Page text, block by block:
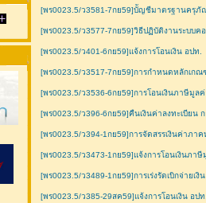
[พร0023.5/ว3581-7กย59]บััญชีมาตรฐานครุภั
[พร0023.5/ว3577-7กย59]วิธีปฏิบัติงานระบบค
[พร0023.5/ว401-6กย59]แจ้งการโอนเงิน อปท.
[พร0023.5/ว3517-7กย59]การกำหนดหลักเก
[พร0023.5/ว3536-6กย59]การโอนเงินภาษีมูล
[พร0023.5/ว396-6กย59]คืนเงินค่าลงทะเบียน
[พร0023.5/ว394-1กย59]การจัดสรรเงินค่าภา
[พร0023.5/ว3473-1กย59]แจ้งการโอนเงินภา
[พร0023.5/ว3489-1กย59]การเร่งรัดเบิกจ่ายเ
[พร0023.5/ว385-29สค59]แจ้งการโอนเงิน อป